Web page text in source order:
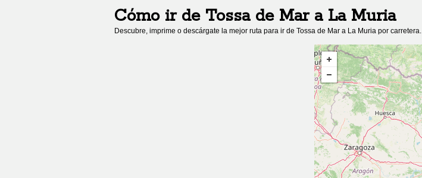
Cómo ir de Tossa de Mara La Muria
Descubre, imprime o descárgate la mejor ruta para ir de Tossa de Mar a La Muria por carretera.